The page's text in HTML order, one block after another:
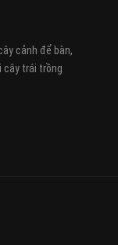
cảnh để bàn,
cây trái trồng